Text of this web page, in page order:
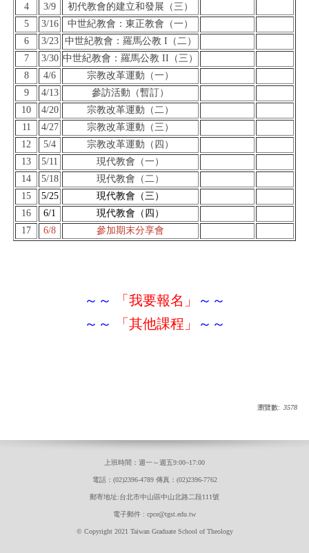
4
3/9
初代教會的建立和發展（三）
5
3/16
中世紀教會：東正教會（一）
6
3/23
中世紀教會：羅馬公教 I（二）
7
3/30 中世紀教會：羅馬公教 II（三）
8
4/6
宗教改革運動（一）
9
4/13
參訪活動（暫訂）
10
4/20
宗教改革運動（二）
11
4/27
宗教改革運動（三）
12
5/4
宗教改革運動（四）
13
5/11
現代教會（一）
14
5/18
現代教會（二）
15
5/25
現代教會（三）
16
6/1
現代教會（四）
17
6/8 參加期末分享會
～～ 「我要報名」
～～
～～
「其他課程」 ～～
瀏覽數: 3578
上班時間：週一～週五9:00~17:00
電話：(02)2396-4789 傳真：(02)2396-7762
郵寄地址:台北市中山區中山北路二段111號
電子郵件 : cpce@tgst.edu.tw
© Copyright 2021 Taiwan Graduate School of Theology